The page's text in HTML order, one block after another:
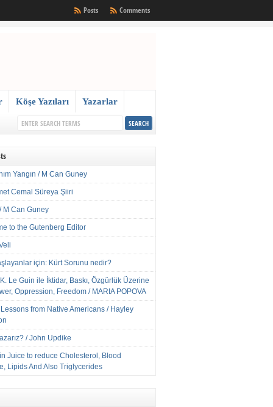
Comments
Posts
Köşe Yazıları Yazarlar
Yangın / M Can Guney
Cemal Süreya Şiiri
M Can Guney
to the Gutenberg Editor
için: Kürt Sorunu nedir?
Le Guin ile İktidar, Baskı, Özgürlük Üzerine
Oppression, Freedom / MARIA POPOVA
from Native Americans / Hayley
/ John Updike
Juice to reduce Cholesterol, Blood
Lipids And Also Triglycerides